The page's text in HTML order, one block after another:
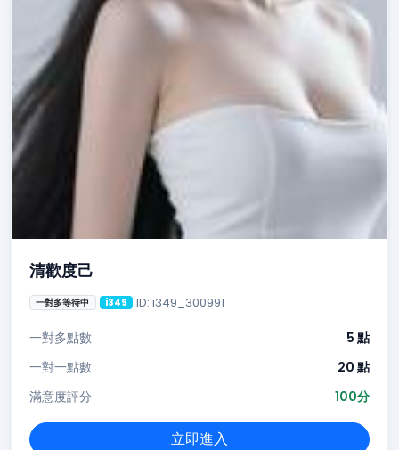
清歡度己
一對多等待中 i349 ID: i349_300991
一對多點數
5 點
一對一點數
20 點
滿意度評分
100分
立即進入